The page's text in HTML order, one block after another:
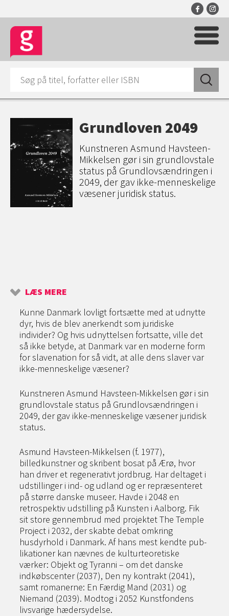
Grundloven 2049
Kunstneren Asmund Havsteen-
Mikkelsen gør i sin grundlovstale
status på Grundlovsændringen i
2049, der gav ikke-menneskelige
væsener juridisk status.
LÆS MERE
Kunne Danmark lovligt fortsætte med at udnytte
dyr, hvis de blev anerkendt som juridiske
individer? Og hvis udnyttelsen fortsatte, ville det
så ikke betyde, at Danmark var en moderne form
for slavenation for så vidt, at alle dens slaver var
ikke-menneskelige væsener?
Kunstneren Asmund Havsteen-Mikkelsen gør i sin
grundlovstale status på Grundlovsændringen i
2049, der gav ikke-menneskelige væsener juridisk
status.
Asmund Havsteen-Mikkelsen (f. 1977),
billedkunstner og skribent bosat på Ærø, hvor
han driver et regenerativt jord­brug. Har deltaget i
udstillinger i ind- og udland og er repræ­senteret
på større danske museer. Havde i 2048 en
retrospek­tiv udstilling på Kunsten i Aalborg. Fik
sit store gennembrud med projektet The Temple
Project i 2032, der skabte debat omkring
husdyrhold i Danmark. Af hans mest kendte pub­
likationer kan nævnes de kulturteoretiske
værker: Objekt og Tyranni – om det danske
indkøbscenter (2037), Den ny kontrakt (2041),
samt romanerne: En Færdig Mand (2031) og
Niemand (2039). Modtog i 2052 Kunstfondens
livsvarige hædersydelse.